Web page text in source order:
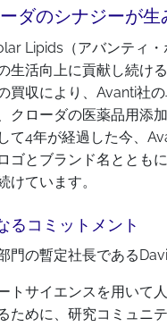
ダのシナジーが
Lipids（アバンティ
生活向上に貢献し続け
買収により、Avanti社
クローダの医薬品用添
て4年が経過した今、
ゴとブランド名ととも
けています。
るコミットメント
門の暫定社長である
トサイエンスを用いて
ために、研究コミュニ